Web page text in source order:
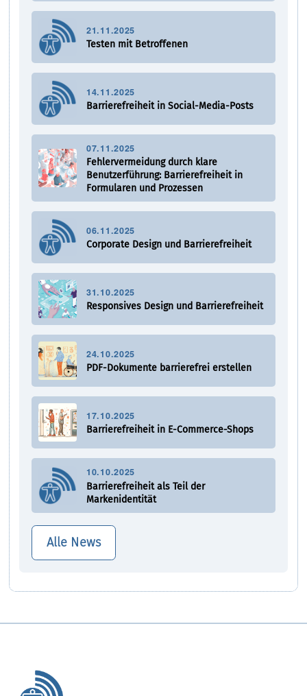
21.11.2025
Testen mit Betroffenen
14.11.2025
Barrierefreiheit in Social-Media-Posts
07.11.2025
Fehlervermeidung durch klare
Benutzerführung: Barrierefreiheit in
Formularen und Prozessen
06.11.2025
Corporate Design und Barrierefreiheit
31.10.2025
Responsives Design und Barrierefreiheit
24.10.2025
PDF-Dokumente barrierefrei erstellen
17.10.2025
Barrierefreiheit in E-Commerce-Shops
10.10.2025
Barrierefreiheit als Teil der
Markenidentität
Alle News